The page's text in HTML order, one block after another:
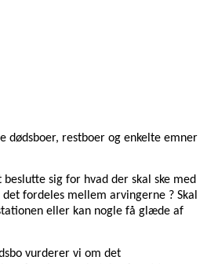
dødsboer, restboer og enkelte emner
sig for hvad der skal ske med
fordeles mellem arvingerne ? Skal
eller kan nogle få glæde af
vurderer vi om det